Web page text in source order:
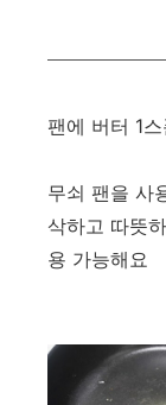
팬에 버터 1
무쇠 팬을 사
삭하고 따뜻
용 가능해요